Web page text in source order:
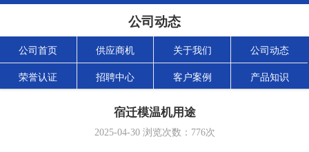
公司动态
公司首页 供应商机 关于我们 公司动态
荣誉认证 招聘中心 客户案例 产品知识
宿迁模温机用途
2025-04-30浏览次数： 776次